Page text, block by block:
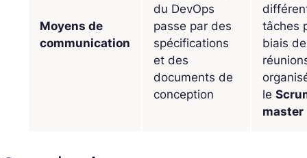
Moyens de
communication
du DevOps
passe par des
spécifications
et des
documents de
conception
tâches
biais de
le
master